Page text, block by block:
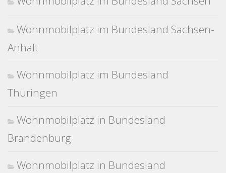
Wohnmobilplatz im Bundesland Sachsen-
Anhalt
Wohnmobilplatz im Bundesland
Thüringen
Wohnmobilplatz in Bundesland
Brandenburg
Wohnmobilplatz in Bundesland